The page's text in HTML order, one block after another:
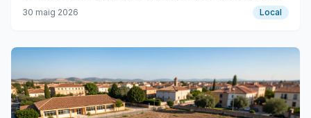
C-462.
30 maig 2026 Local